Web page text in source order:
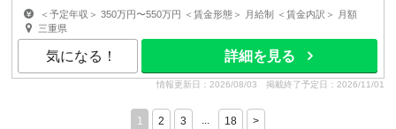
＜予定年収＞ 350万円〜550万円 ＜賃金形態＞ 月給制 ＜賃金内訳＞ 月額
（基本給）：192,300円〜328,900円 固定残業手当/...
三重県
気になる！ 詳細を見る
情報更新日：2026/08/03 掲載終了予定日：2026/11/01
1 2 3 ... 18 >